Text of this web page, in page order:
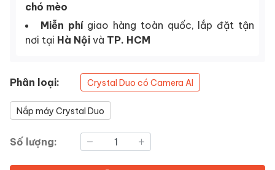
chó mèo
Miễn phí giao hàng toàn quốc, lắp đặt tận
nơi tại Hà Nội và TP. HCM
Phân loại: Crystal Duo có Camera AI
Nắp máy Crystal Duo
Số lượng: